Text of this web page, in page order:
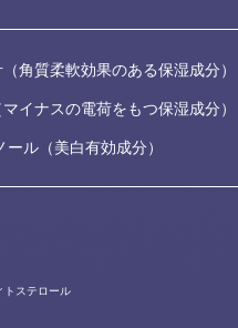
角質柔軟効果のある保湿成分）
イナスの電荷をもつ保湿成分）
ル（美白有効成分）
トステロール